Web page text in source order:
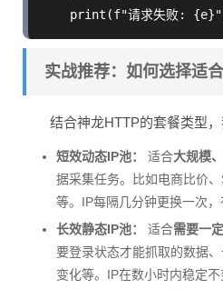
print(f"请求失败:
实战推荐：如何选择适
结合神龙HTTP的套餐类型，
短效动态IP池： 适合大规模
据采集任务。比如电商比价
等。IP每隔几分钟更换一次，
长效静态IP池：
适合需要一
要登录状态才能抓取的数据
变化等。IP在数小时内稳定不